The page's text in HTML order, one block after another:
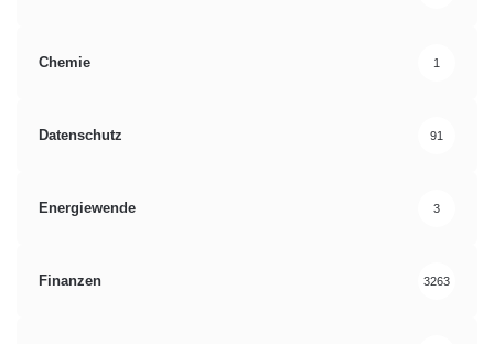
Chemie 1
Datenschutz 91
Energiewende 3
Finanzen 3263